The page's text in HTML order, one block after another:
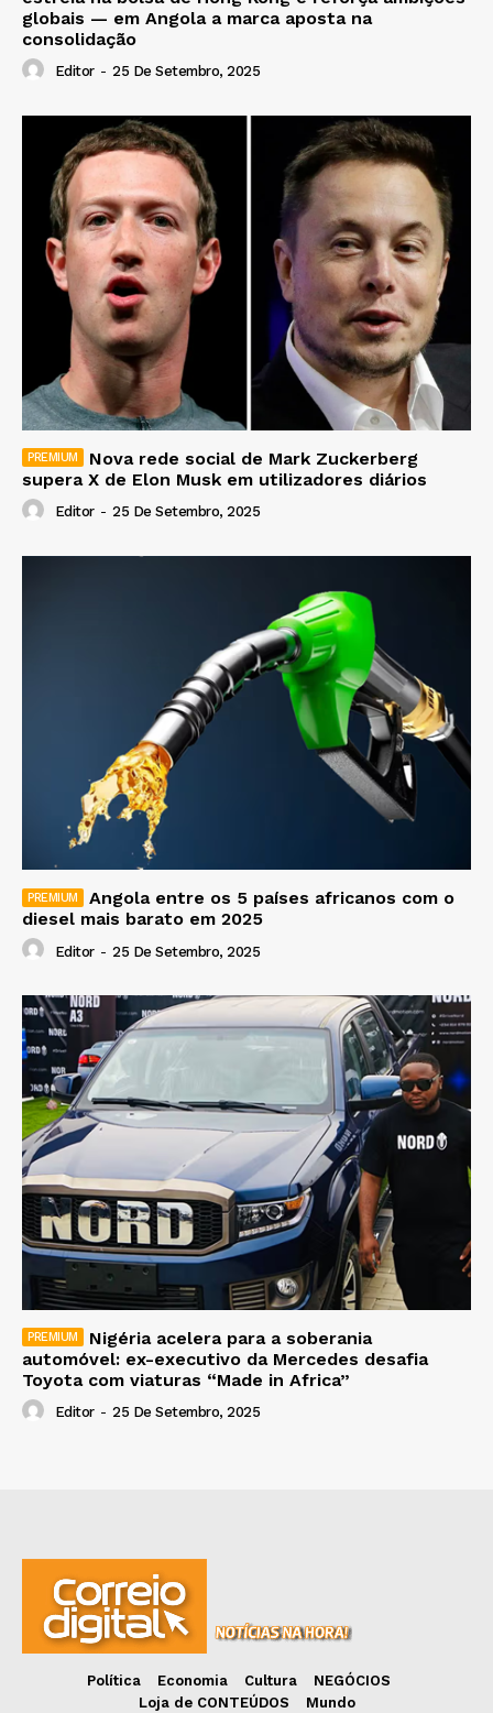
globais — em Angola a marca aposta na
consolidação
Editor - 25 De Setembro, 2025
Nova rede social de Mark Zuckerberg
supera X de Elon Musk em utilizadores diários
Editor - 25 De Setembro, 2025
Angola entre os 5 países africanos com o
diesel mais barato em 2025
Editor - 25 De Setembro, 2025
Nigéria acelera para a soberania
automóvel: ex-executivo da Mercedes desafia
Toyota com viaturas “Made in Africa”
Editor - 25 De Setembro, 2025
Política Economia Cultura
NEGÓCIOS
Loja de CONTEÚDOS
Mundo